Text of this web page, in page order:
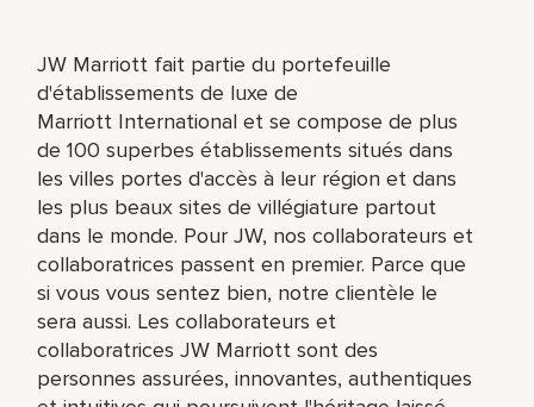
JW Marriott fait partie du portefeuille
d'établissements de luxe de
Marriott International et se compose de plus
de 100 superbes établissements situés dans
les villes portes d'accès à leur région et dans
les plus beaux sites de villégiature partout
dans le monde. Pour JW, nos collaborateurs et
collaboratrices passent en premier. Parce que
si vous vous sentez bien, notre clientèle le
sera aussi. Les collaborateurs et
collaboratrices JW Marriott sont des
personnes assurées, innovantes, authentiques